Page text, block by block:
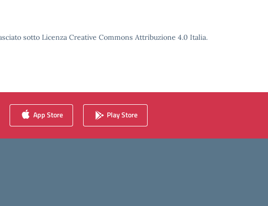
sotto Licenza Creative Commons Attribuzione 4.0 Italia.
App Store Play Store